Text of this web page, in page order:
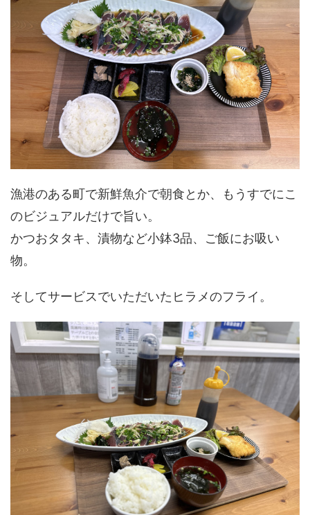
漁港のある町で新鮮魚介で朝食とか、もうすでにこ
のビジュアルだけで旨い。
かつおタタキ、漬物など小鉢3品、ご飯にお吸い
物。
そしてサービスでいただいたヒラメのフライ。